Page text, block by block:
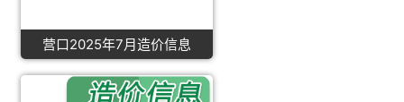
营口2025年7月造价信息